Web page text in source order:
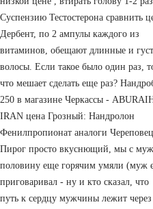
Суспензию Тестостерона сравнить
Дербент, по 2 ампулы каждого из
витаминов, обещают длинные и
волосы. Если такое было один раз,
что мешает сделать еще раз?
250 в магазине Черкассы -
IRAN цена Грозный: Нандролон
Фенилпропионат аналоги
Пирог просто вкуснющий, мы с
половину еще горячим умяли (муж
приговаривал - ну и кто сказал, что
путь к сердцу мужчины лежит через